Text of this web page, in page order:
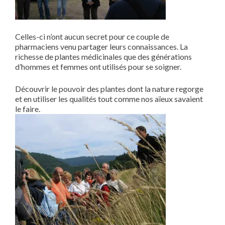
Celles-ci n’ont aucun secret pour ce couple de
pharmaciens venu partager leurs connaissances. La
richesse de plantes médicinales que des générations
d’hommes et femmes ont utilisés pour se soigner.
Découvrir le pouvoir des plantes dont la nature regorge
et en utiliser les qualités tout comme nos aïeux savaient
le faire.